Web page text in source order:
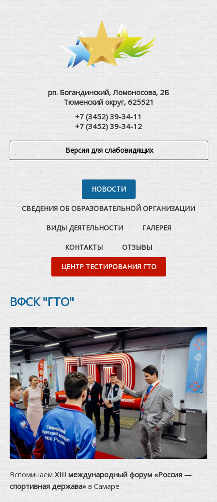
рп. Богандинский, Ломоносова, 2Б
Тюменский округ, 625521
+7 (3452) 39-34-11
+7 (3452) 39-34-12
Версия для слабовидящих
НОВОСТИ
СВЕДЕНИЯ ОБ ОБРАЗОВАТЕЛЬНОЙ ОРГАНИЗАЦИИ
ВИДЫ ДЕЯТЕЛЬНОСТИ ГАЛЕРЕЯ
КОНТАКТЫ ОТЗЫВЫ
ЦЕНТР ТЕСТИРОВАНИЯ ГТО
ВФСК "ГТО"
Вспоминаем XIII международный форум «Россия —
спортивная держава» в Самаре